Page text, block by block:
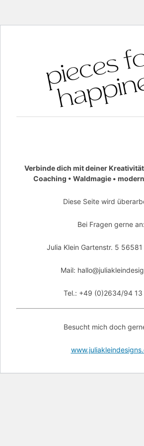
Verbinde dich mit deiner
Coaching • Waldmagie •
Diese Seite wird
Bei Fragen gerne an:
Julia Klein Gartenstr. 5
Mail:
Tel.: +49 (0)2634/94 13
Besucht mich doch